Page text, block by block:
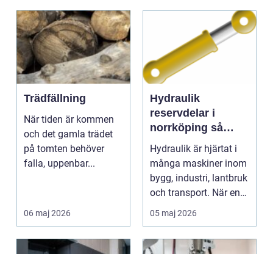
Trädfällning
När tiden är kommen
och det gamla trädet
på tomten behöver
falla, uppenbar...
06 maj 2026
Hydraulik
reservdelar i
norrköping så
säkrar du driften
året runt
Hydraulik är hjärtat i
många maskiner inom
bygg, industri, lantbruk
och transport. När en
slang spri...
05 maj 2026